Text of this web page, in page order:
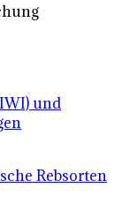
und
Rebsorten